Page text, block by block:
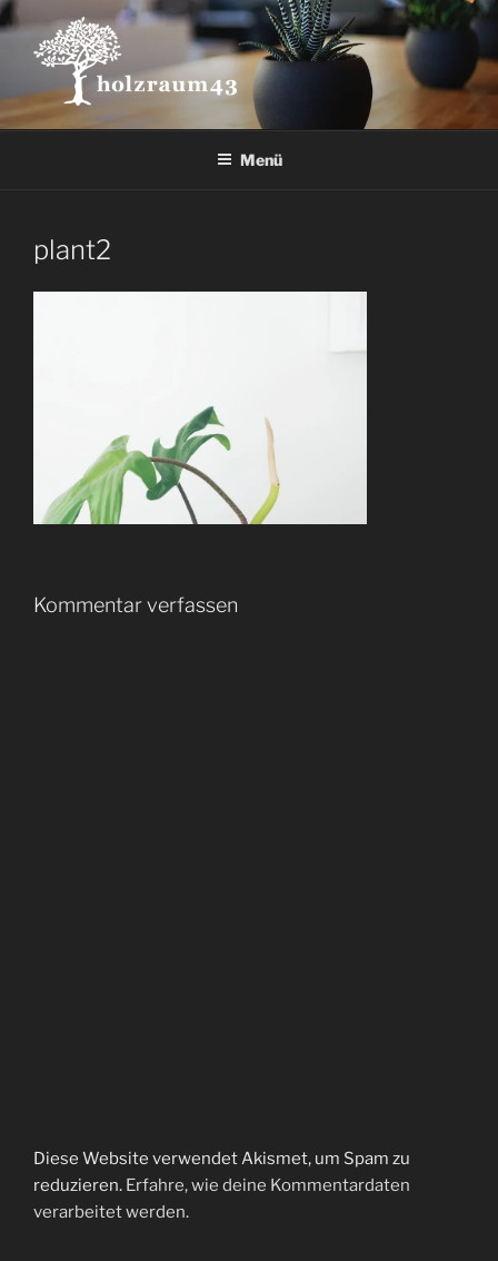
Zum
Inhalt
springen
Menü
plant2
Kommentar verfassen
Diese Website verwendet Akismet, um Spam zu
reduzieren. Erfahre, wie deine Kommentardaten
verarbeitet werden.